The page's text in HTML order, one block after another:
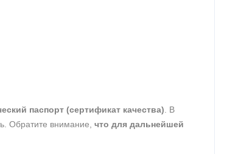
паспорт (сертификат качества) . В
Обратите внимание, что для дальнейшей